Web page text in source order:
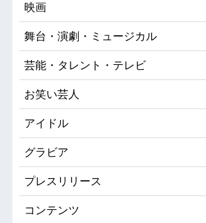
映画
舞台・演劇・ミュージカル
芸能・タレント・テレビ
お笑い芸人
アイドル
グラビア
プレスリリース
コンテンツ